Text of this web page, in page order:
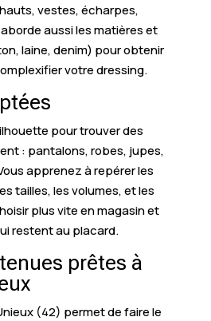
vestes, écharpes,
aussi les matières et
laine, denim) pour obtenir
votre dressing.
pour trouver des
: pantalons, robes, jupes,
apprenez à repérer les
tailles, les volumes, et les
plus vite en magasin et
restent au placard.
prêtes à
(42) permet de faire le